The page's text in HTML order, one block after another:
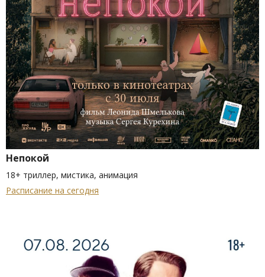
Непокой
18+ триллер, мистика, анимация
Расписание на сегодня